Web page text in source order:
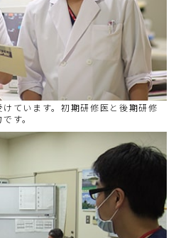
ています。初期研修医と後期研修
す。